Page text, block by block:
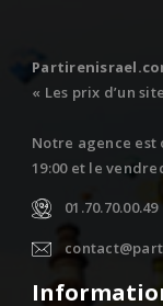
« Les prix d’un
Notre agence est
19:00 et le
01.70.70.00.49